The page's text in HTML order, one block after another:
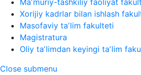
Maʼmuriy-tashkiliy faoliyat
Xorijiy kadrlar bilan ishlash
Masofaviy taʼlim fakulteti
Magistratura
Oliy taʼlimdan keyingi taʼlim
Close submenu